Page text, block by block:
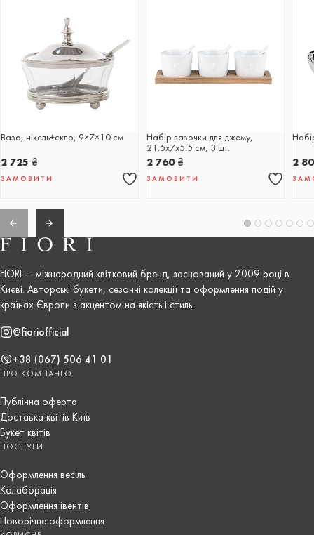
Ваза, нікель+скло, 9×7×10 см
2 725 ₴
ЗАМОВИТИ
Набір вазочки для джему,
21.5x7x5.5 см, 3 шт.
2 760 ₴
ЗАМОВИТИ
2
FIORI — міжнародний квітковий бренд, заснований у 2009 році в
Києві. Авторські букети, сезонні колекції та оформлення подій у
країнах Європи з акцентом на якість і стиль.
@fioriofficial
+38 (067) 506 41 01
ПРО КОМПАНІЮ
Публічна оферта
Доставка квітів Київ
Букет квітів
ПОСЛУГИ
Оформлення весіль
Колаборація
Оформлення івентів
Новорічне оформлення